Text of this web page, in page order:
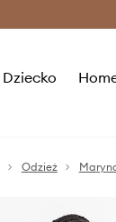
Dziecko
Odzież